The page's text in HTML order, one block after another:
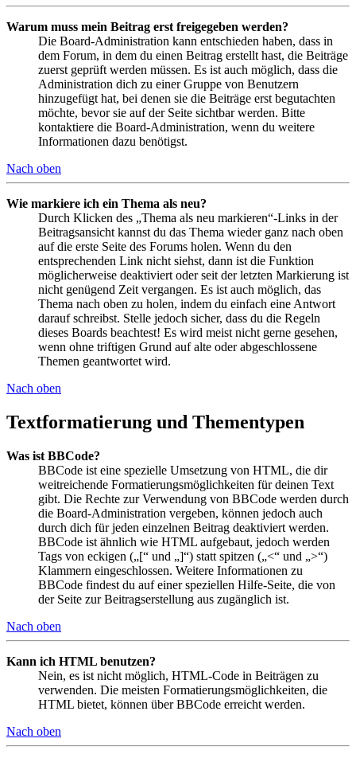
Warum muss mein Beitrag erst freigegeben werden?
Die Board-Administration kann entschieden haben, dass in
dem Forum, in dem du einen Beitrag erstellt hast, die Beiträge
zuerst geprüft werden müssen. Es ist auch möglich, dass die
Administration dich zu einer Gruppe von Benutzern
hinzugefügt hat, bei denen sie die Beiträge erst begutachten
möchte, bevor sie auf der Seite sichtbar werden. Bitte
kontaktiere die Board-Administration, wenn du weitere
Informationen dazu benötigst.
Nach oben
Wie markiere ich ein Thema als neu?
Durch Klicken des „Thema als neu markieren“-Links in der
Beitragsansicht kannst du das Thema wieder ganz nach oben
auf die erste Seite des Forums holen. Wenn du den
entsprechenden Link nicht siehst, dann ist die Funktion
möglicherweise deaktiviert oder seit der letzten Markierung ist
nicht genügend Zeit vergangen. Es ist auch möglich, das
Thema nach oben zu holen, indem du einfach eine Antwort
darauf schreibst. Stelle jedoch sicher, dass du die Regeln
dieses Boards beachtest! Es wird meist nicht gerne gesehen,
wenn ohne triftigen Grund auf alte oder abgeschlossene
Themen geantwortet wird.
Nach oben
Textformatierung und Thementypen
Was ist BBCode?
BBCode ist eine spezielle Umsetzung von HTML, die dir
weitreichende Formatierungsmöglichkeiten für deinen Text
gibt. Die Rechte zur Verwendung von BBCode werden durch
die Board-Administration vergeben, können jedoch auch
durch dich für jeden einzelnen Beitrag deaktiviert werden.
BBCode ist ähnlich wie HTML aufgebaut, jedoch werden
Tags von eckigen („[“ und „]“) statt spitzen („<“ und „>“)
Klammern eingeschlossen. Weitere Informationen zu
BBCode findest du auf einer speziellen Hilfe-Seite, die von
der Seite zur Beitragserstellung aus zugänglich ist.
Nach oben
Kann ich HTML benutzen?
Nein, es ist nicht möglich, HTML-Code in Beiträgen zu
verwenden. Die meisten Formatierungsmöglichkeiten, die
HTML bietet, können über BBCode erreicht werden.
Nach oben